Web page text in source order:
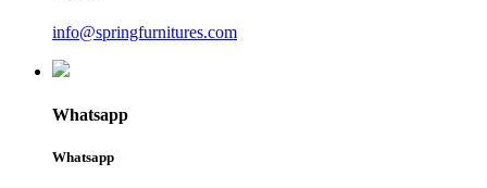
info@springfurnitures.com
Whatsapp
Whatsapp